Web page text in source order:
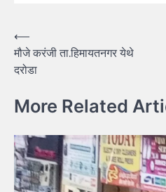
Post
navigation
⟵
मौजे करंजी ता.हिमायतनगर येथे
दरोडा
More Related